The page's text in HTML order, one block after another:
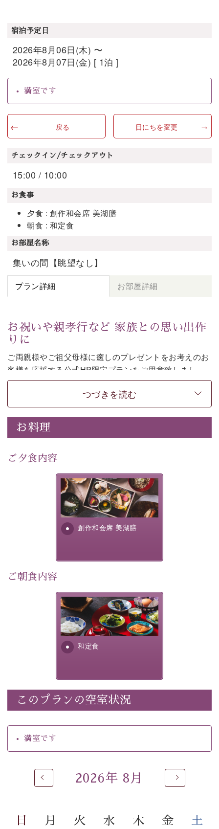
宿泊予定日
2026年8月06日(木) 〜
2026年8月07日(金) [ 1泊 ]
満室です
戻る 日にちを変更
チェックイン/チェックアウト
15:00 / 10:00
お食事
夕食 : 創作和会席 美湖膳
朝食 : 和定食
お部屋名称
集いの間【眺望なし】
プラン詳細 お部屋詳細
お祝いや親孝行など 家族との思い出作
りに
ご両親様やご祖父母様に癒しのプレゼントをお考えのお
客様を応援する公式HP限定プランをご用意致しまし
た。
日頃なかなか言えない感謝の気持ちを
お伝えし
てみてはいかがでしょうか。
-----------【安心への取り組み】----------
個室料亭、貸切風呂のご利用が可能な上、 安心安全にご
30項目以上からなる独自の衛生・消毒プログラムの基、
---------------------------------------------
・記念写真＆オリジナル【フォトフレームカード】プレ
思い出デザートプレート付き
・諏訪大社4社を巡る無料参拝バス（事前予約制）
・館内着をご用意
・就寝用パジャマをご用意
・環境に配慮したアメニティをご用意
・館内フリーWi-Fi
・チェックイン15時、チェックアウト10時
いう昔の暦による料理表現）
・朝食はこだわりの味噌汁をはじめとした和定食
【温泉】
るご入浴をお愉しみください。
■お座敷風呂（大浴場）
す。
つづきを読む
お料理
ご夕食内容
創作和会席 美湖膳
美湖膳とは諏訪の地で特別を
提供する為に料理長・神原 裕
明が考え出した創作和会席で
す。美しい諏訪湖の幸...
ご朝食内容
和定食
さっぱりとした和食膳に使わ
れる食材は、諏訪の名産品を
ふんだんに取り入れ、安心・
安全を心掛けた長野県産...
このプランの空室状況
満室です
2026年 8月
日 月 火 水 木 金 土